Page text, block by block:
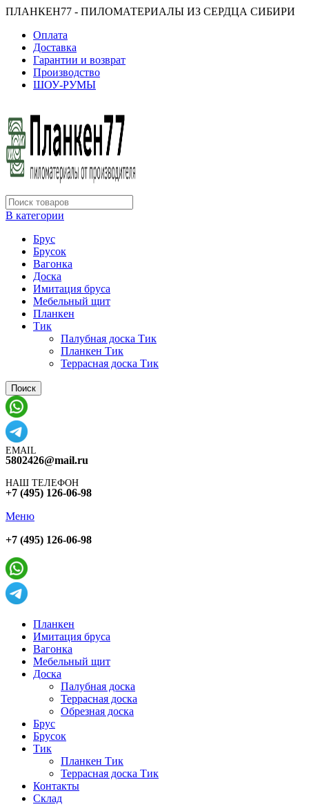
ПЛАНКЕН77 - ПИЛОМАТЕРИАЛЫ ИЗ СЕРДЦА СИБИРИ
Оплата
Доставка
Гарантии и возврат
Производство
ШОУ-РУМЫ
В категории
Брус
Брусок
Вагонка
Доска
Имитация бруса
Мебельный щит
Планкен
Тик
Палубная доска Тик
Планкен Тик
Террасная доска Тик
Поиск
EMAIL
5802426@mail.ru
НАШ ТЕЛЕФОН
+7 (495) 126-06-98
Меню
+7 (495) 126-06-98
Планкен
Имитация бруса
Вагонка
Мебельный щит
Доска
Палубная доска
Террасная доска
Обрезная доска
Брус
Брусок
Тик
Планкен Тик
Террасная доска Тик
Контакты
Склад